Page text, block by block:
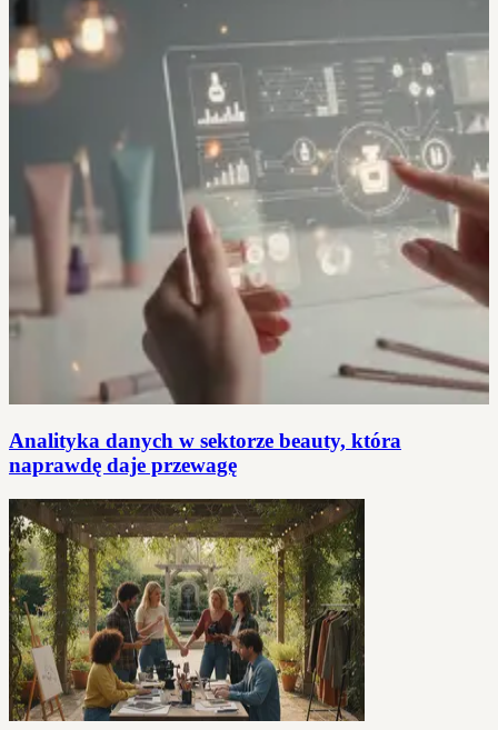
Analityka danych w sektorze beauty, która
naprawdę daje przewagę